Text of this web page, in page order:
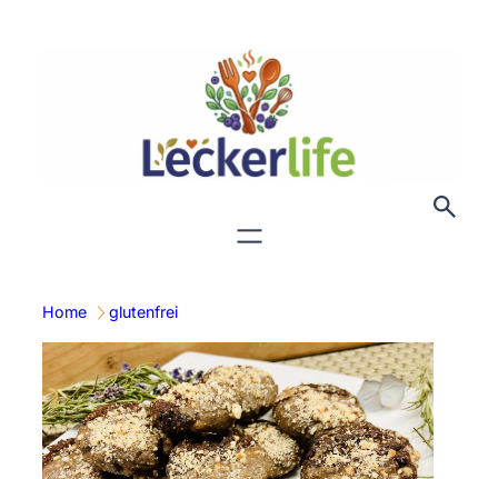
Home glutenfrei